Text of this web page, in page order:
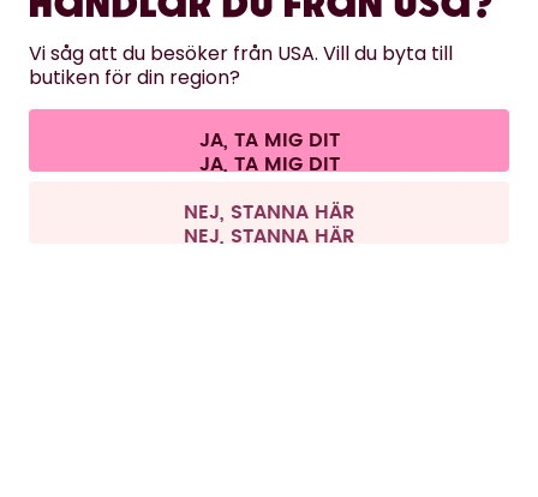
HJÄLP
KONTAKT
Sekretess och säkerhet Juridisk information
Ångra avtalet
Alla priser är inklusive moms och exklusive fraktavgifter.
Vi såg att du besöker från USA. Vill du byta till
butiken för din region?
JA, TA MIG DIT
NEJ, STANNA HÄR